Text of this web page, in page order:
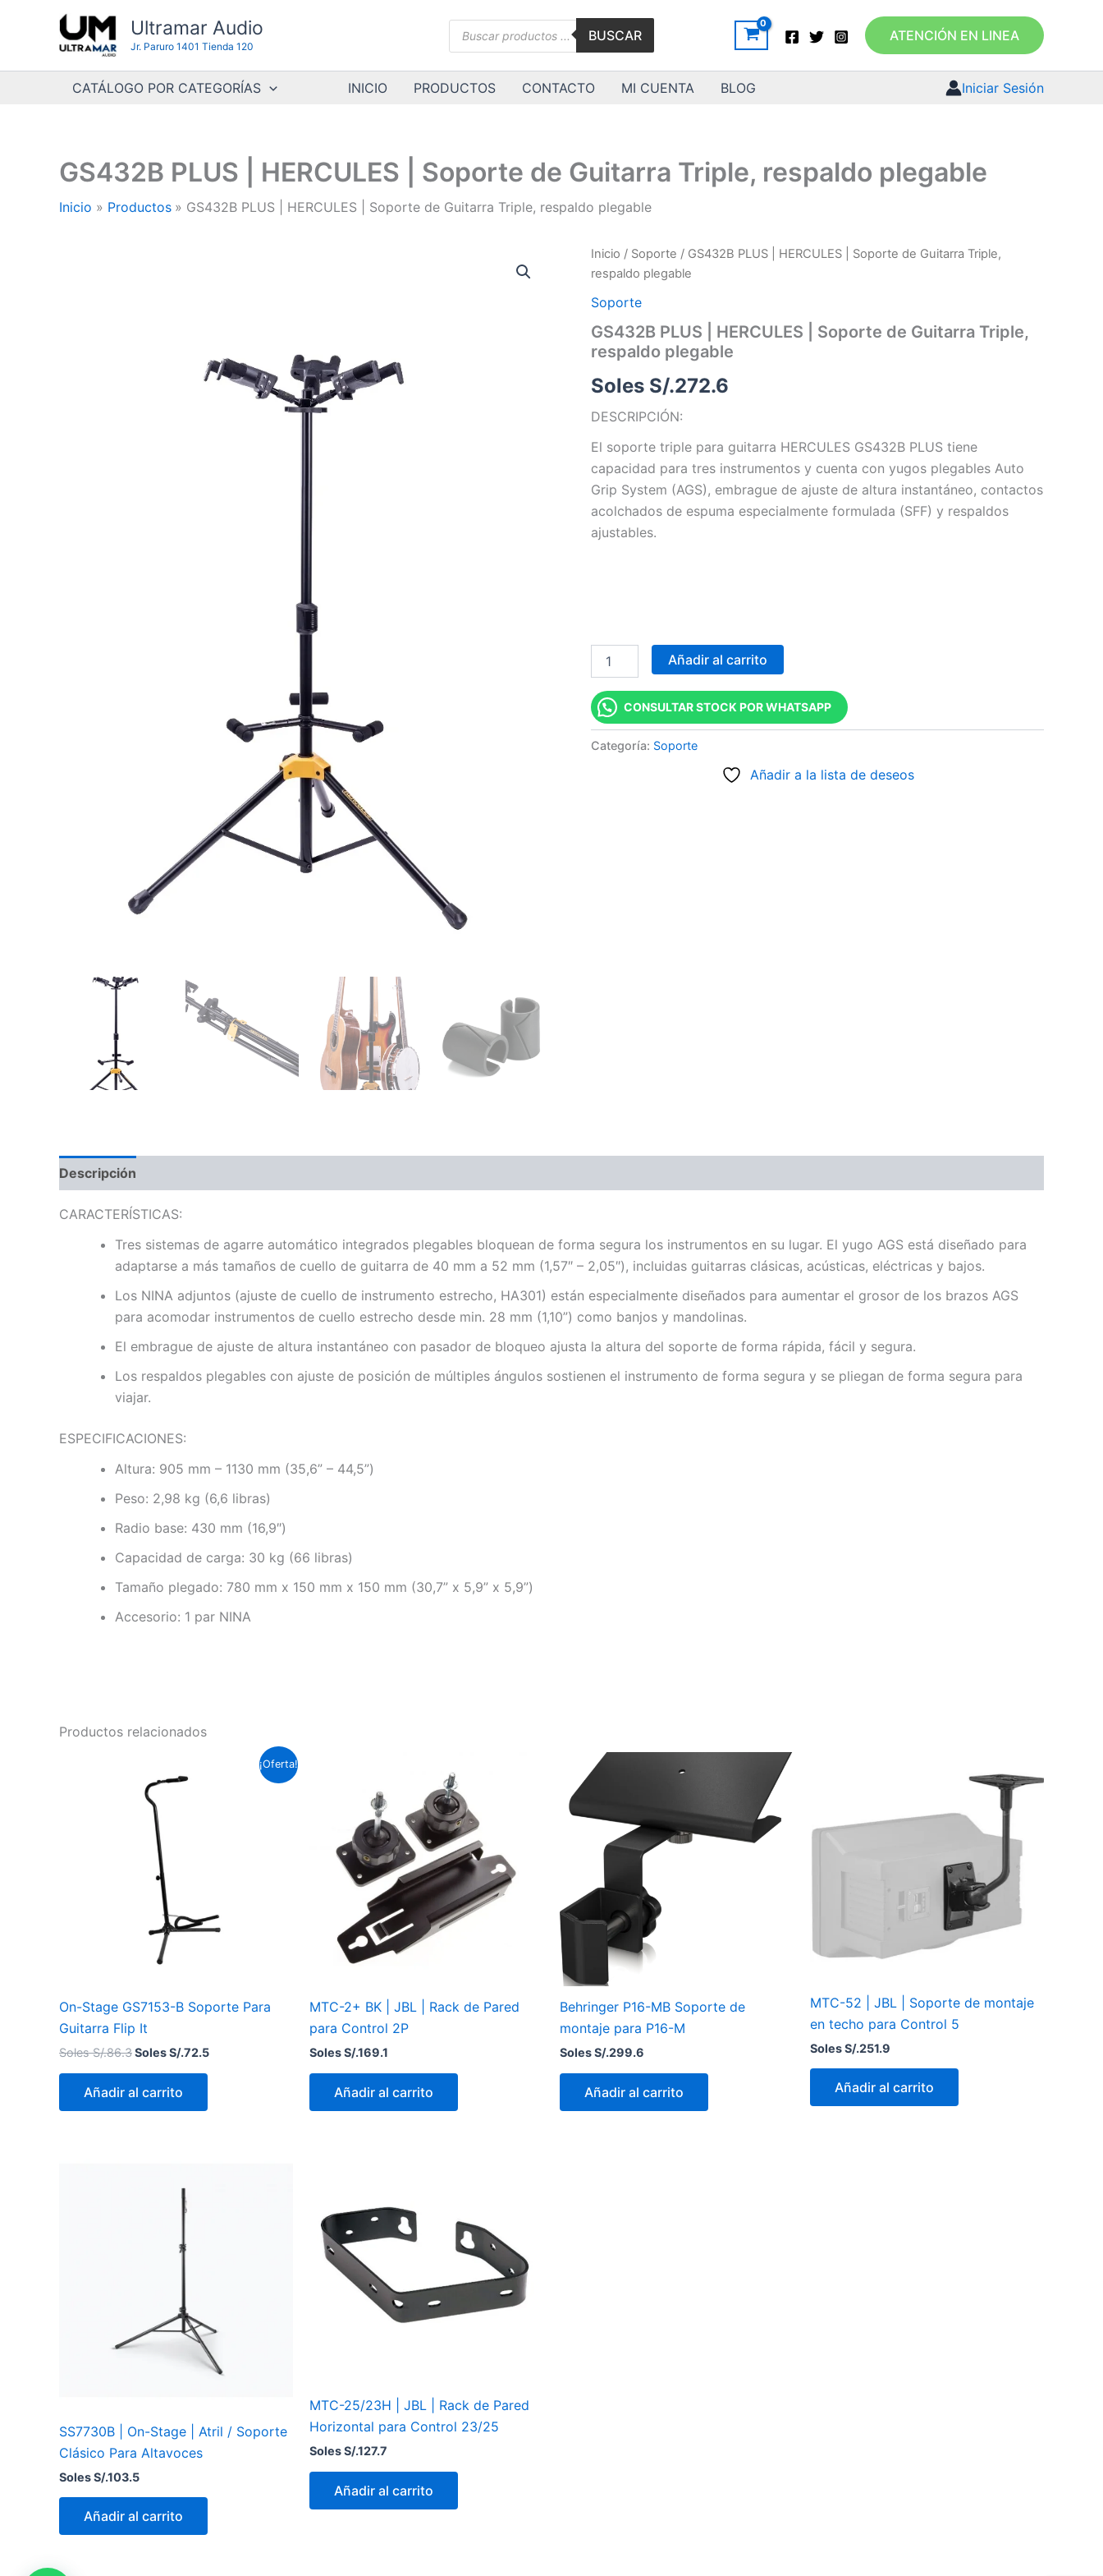
contenido
Ultramar Audio
Jr. Paruro 1401 Tienda 120
Búsqueda
BUSCAR ATENCIÓN EN LINEA
CATÁLOGO POR CATEGORÍAS INICIO PRODUCTOS CONTACTO MI CUENTA BLOG Iniciar Sesión
GS432B PLUS | HERCULES | Soporte de Guitarra Triple, respaldo plegable
Inicio Productos GS432B PLUS | HERCULES | Soporte de Guitarra Triple, respaldo plegable
Inicio / Soporte / GS432B PLUS | HERCULES | Soporte de Guitarra Triple,
respaldo plegable
Soporte
GS432B PLUS | HERCULES | Soporte de Guitarra Triple,
respaldo plegable
Soles S/.272.6
DESCRIPCIÓN:
El soporte triple para guitarra HERCULES GS432B PLUS tiene
capacidad para tres instrumentos y cuenta con yugos plegables Auto
Grip System (AGS), embrague de ajuste de altura instantáneo, contactos
acolchados de espuma especialmente formulada (SFF) y respaldos
ajustables.
GS432B
HERCULES
Soporte
de
Triple,
plegable
Añadir al carrito
CONSULTAR STOCK POR WHATSAPP
Categoría: Soporte
Añadir a la lista de deseos
Descripción
CARACTERÍSTICAS:
Tres sistemas de agarre automático integrados plegables bloquean de forma segura los instrumentos en su lugar. El yugo AGS está diseñado para
adaptarse a más tamaños de cuello de guitarra de 40 mm a 52 mm (1,57″ – 2,05″), incluidas guitarras clásicas, acústicas, eléctricas y bajos.
Los NINA adjuntos (ajuste de cuello de instrumento estrecho, HA301) están especialmente diseñados para aumentar el grosor de los brazos AGS
para acomodar instrumentos de cuello estrecho desde min. 28 mm (1,10”) como banjos y mandolinas.
El embrague de ajuste de altura instantáneo con pasador de bloqueo ajusta la altura del soporte de forma rápida, fácil y segura.
Los respaldos plegables con ajuste de posición de múltiples ángulos sostienen el instrumento de forma segura y se pliegan de forma segura para
viajar.
ESPECIFICACIONES:
Altura: 905 mm – 1130 mm (35,6” – 44,5”)
Peso: 2,98 kg (6,6 libras)
Radio base: 430 mm (16,9″)
Capacidad de carga: 30 kg (66 libras)
Tamaño plegado: 780 mm x 150 mm x 150 mm (30,7” x 5,9” x 5,9”)
Accesorio: 1 par NINA
Productos relacionados
¡Oferta!
On-Stage GS7153-B Soporte Para
Guitarra Flip It
Soles S/.86.3
original
era:
Soles
S/.86.3.
Soles S/.72.5
Añadir al carrito
MTC-2+ BK | JBL | Rack de Pared
para Control 2P
Soles S/.169.1
Añadir al carrito
Behringer P16-MB Soporte de
montaje para P16-M
Soles S/.299.6
Añadir al carrito
MTC-52 | JBL | Soporte de montaje
en techo para Control 5
Soles S/.251.9
Añadir al carrito
SS7730B | On-Stage | Atril / Soporte
Clásico Para Altavoces
Soles S/.103.5
Añadir al carrito
MTC-25/23H | JBL | Rack de Pared
Horizontal para Control 23/25
Soles S/.127.7
Añadir al carrito